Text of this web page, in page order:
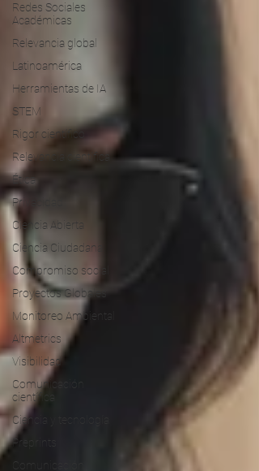
Redes Sociales
Académicas
Relevancia global
Latinoamérica
Herramientas de IA
STEM
Rigor científico
Relevancia científica
Ética
Privacidad
Ciencia Abierta
Ciencia Ciudadana
Compromiso social
Proyectos Globales
Monitoreo Ambiental
Altmetrics
Visibilidad
Comunicación
científica
Ciencia y tecnología
Preprints